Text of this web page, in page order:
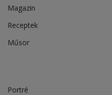
Magazin
Receptek
Műsor
Portré